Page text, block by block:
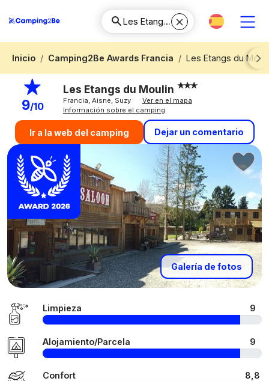
Inicio Camping2Be Awards Francia
Les Etangs du
Next
9/10
Les Etangs du Moulin
Francia, Aisne, Suzy
Ver en el mapa
Información sobre el camping
Ir a la web del camping Dejar un comentario
Galería de fotos
Limpieza 9
Alojamiento/Parcela 9
Confort 8,8